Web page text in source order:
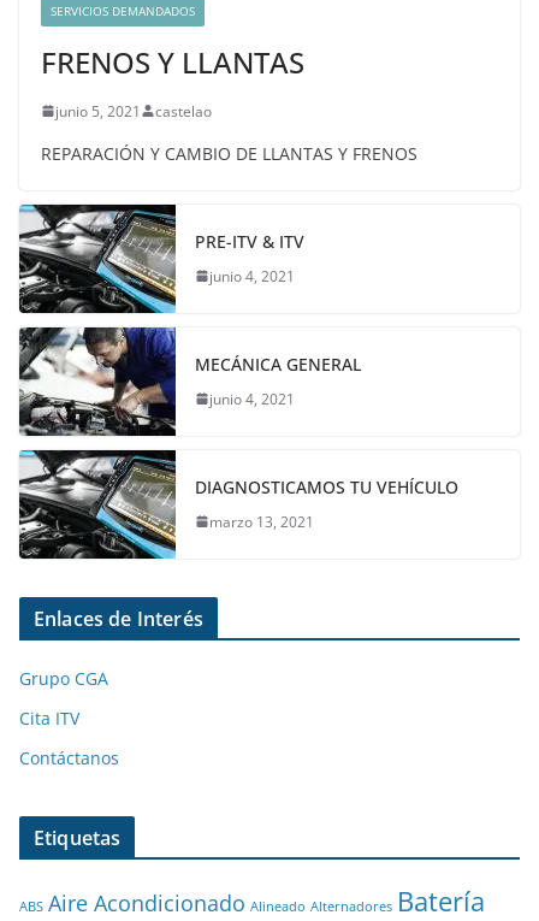
SERVICIOS DEMANDADOS
FRENOS Y LLANTAS
junio 5, 2021 castelao
REPARACIÓN Y CAMBIO DE LLANTAS Y FRENOS
PRE-ITV & ITV
junio 4, 2021
MECÁNICA GENERAL
junio 4, 2021
DIAGNOSTICAMOS TU VEHÍCULO
marzo 13, 2021
Enlaces de Interés
Grupo CGA
Cita ITV
Contáctanos
Etiquetas
ABS Aire Acondicionado Alineado Alternadores Batería